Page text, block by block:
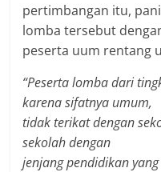
pertimbangan itu,
lomba tersebut
peserta uum rentang
“Peserta lomba dari
karena sifatnya umum,
tidak terikat dengan
sekolah dengan
jenjang pendidikan